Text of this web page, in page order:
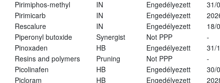
Pirimiphos-methyl IN Engedélyezett
31/
Pirimicarb
IN Engedélyezett
Rescalure
IN Engedélyezett
18/
Piperonyl butoxide
Synergist Not PPP
-
Pinoxaden
HB Engedélyezett
31/
Resins and polymers
Pruning Not PPP
-
Picolinafen
HB Engedélyezett
30/
Picloram
HB Engedélyezett